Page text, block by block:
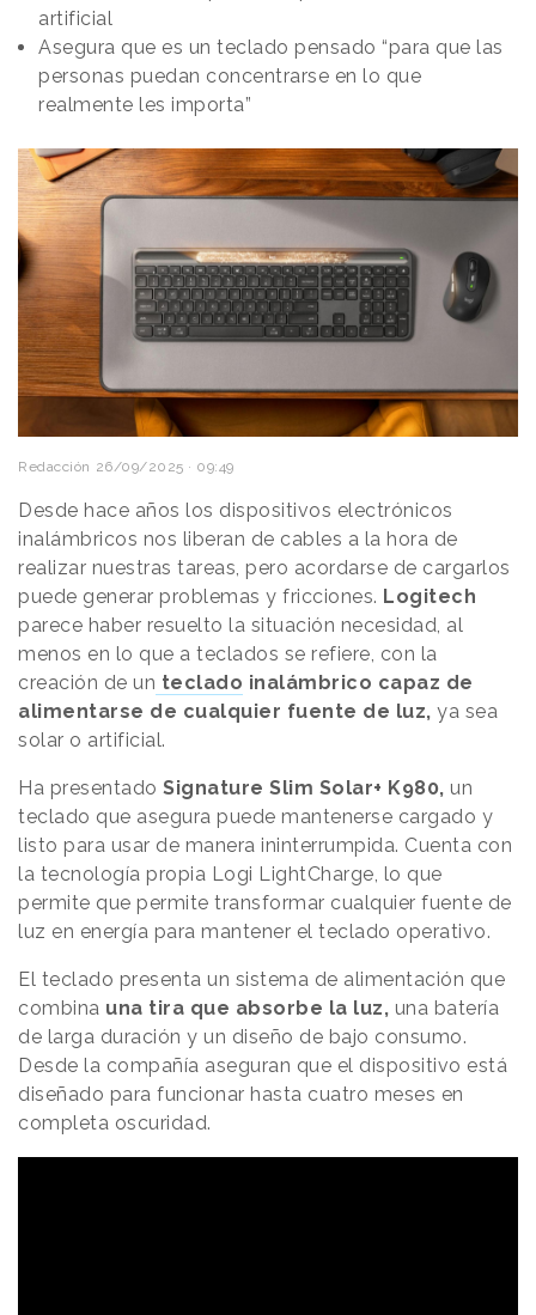
artificial
Asegura que es un teclado pensado “para que las
personas puedan concentrarse en lo que
realmente les importa”
Redacción 26/09/2025 · 09:49
Desde hace años los dispositivos electrónicos
inalámbricos nos liberan de cables a la hora de
realizar nuestras tareas, pero acordarse de cargarlos
puede generar problemas y fricciones. Logitech
parece haber resuelto la situación necesidad, al
menos en lo que a teclados se refiere, con la
creación de un teclado inalámbrico capaz de
alimentarse de cualquier fuente de luz, ya sea
solar o artificial.
Ha presentado Signature Slim Solar+ K980, un
teclado que asegura puede mantenerse cargado y
listo para usar de manera ininterrumpida. Cuenta con
la tecnología propia Logi LightCharge, lo que
permite que permite transformar cualquier fuente de
luz en energía para mantener el teclado operativo.
El teclado presenta un sistema de alimentación que
combina una tira que absorbe la luz, una batería
de larga duración y un diseño de bajo consumo.
Desde la compañía aseguran que el dispositivo está
diseñado para funcionar hasta cuatro meses en
completa oscuridad.